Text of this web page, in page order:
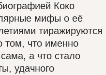
Коко
мифы о её
тиражируются
том, что именно
а что стало
удачного